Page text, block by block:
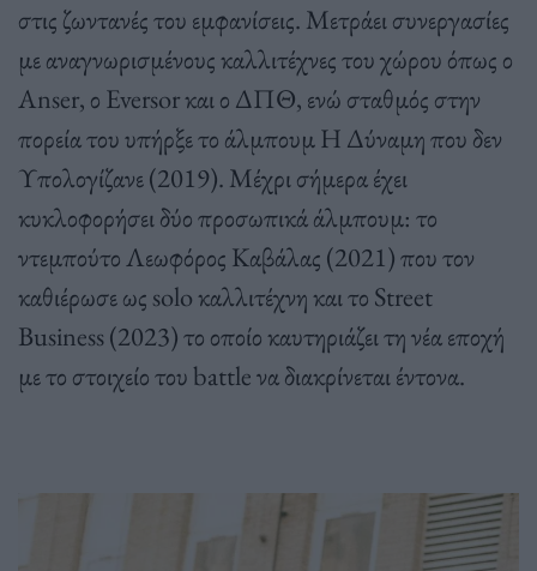
στις ζωντανές του εμφανίσεις. Μετράει συνεργασίες
με αναγνωρισμένους καλλιτέχνες του χώρου όπως ο
Anser, ο Eversor και ο ΔΠΘ, ενώ σταθμός στην
πορεία του υπήρξε το άλμπουμ Η Δύναμη που δεν
Υπολογίζανε (2019). Μέχρι σήμερα έχει
κυκλοφορήσει δύο προσωπικά άλμπουμ: το
ντεμπούτο Λεωφόρος Καβάλας (2021) που τον
καθιέρωσε ως solo καλλιτέχνη και το Street
Business (2023) το οποίο καυτηριάζει τη νέα εποχή
με το στοιχείο του battle να διακρίνεται έντονα.